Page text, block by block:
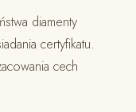
diamenty
certyfikatu.
cech